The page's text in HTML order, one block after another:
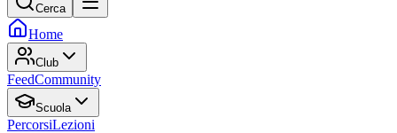
Cerca
Home
Club
FeedCommunity
Scuola
PercorsiLezioni